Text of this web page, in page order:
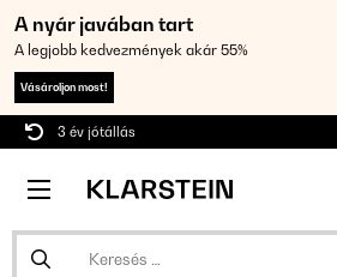
A nyár javában tart
A legjobb kedvezmények akár 55%
Vásároljon most!
3 év jótállás